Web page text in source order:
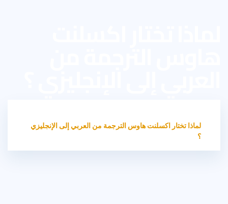
لماذا تختار اكسلنت هاوس الترجمة من العربي إلى الإنجليزي
؟